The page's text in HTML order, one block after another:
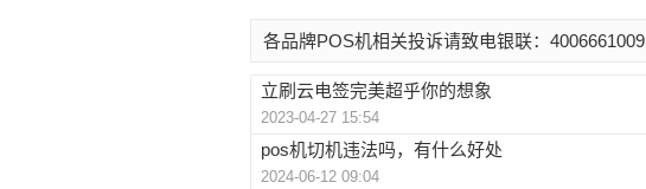
各品牌POS机相关投诉请致电银联：4006661009
立刷云电签完美超乎你的想象
2023-04-27 15:54
pos机切机违法吗，有什么好处
2024-06-12 09:04